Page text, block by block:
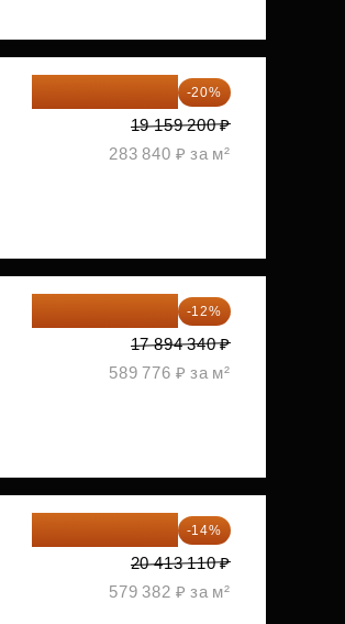
-20%
19 159 200 ₽
283 840 ₽ за м²
-12%
17 894 340 ₽
589 776 ₽ за м²
-14%
20 413 110 ₽
579 382 ₽ за м²